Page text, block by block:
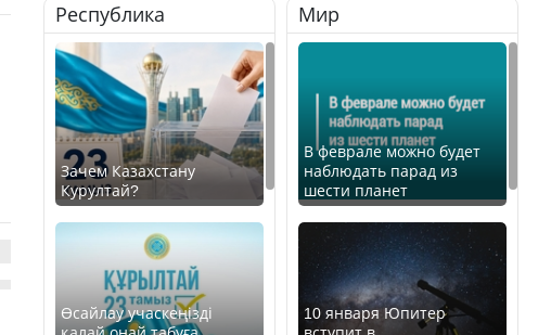
Республика
Зачем Казахстану
Курултай?
Өсайлау учаскеңізді
Мир
В феврале можно будет
наблюдать парад из
шести планет
10 января Юпитер